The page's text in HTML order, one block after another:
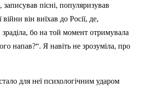
пісні, популяризував
він виїхав до Росії, де,
бо на той момент отримувала
напав?“. Я навіть не зрозуміла, про
для неї психологічним ударом